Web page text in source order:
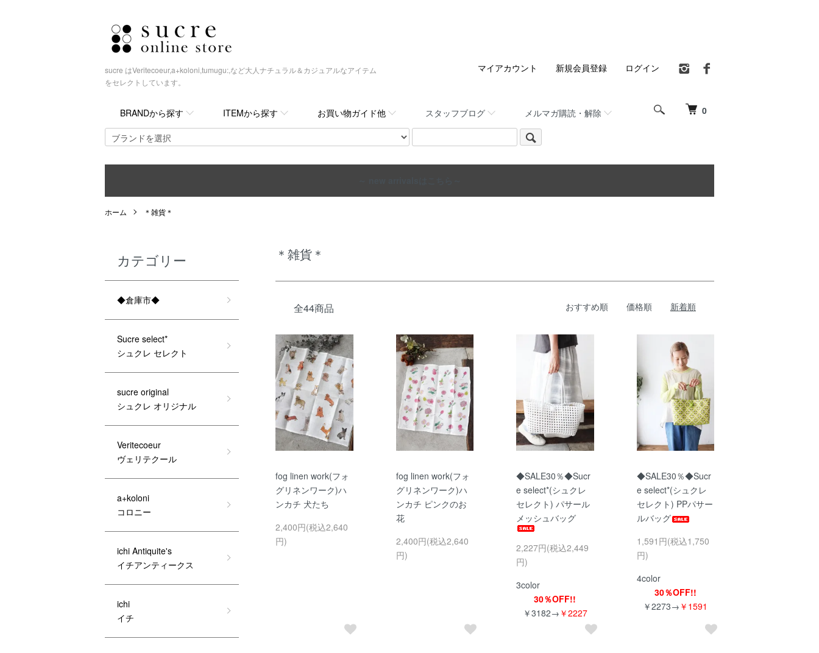
sucre はVeritecoeur,a+koloni,tumugu:,など大人ナチュラル＆カジュアルなアイテム
をセレクトしています。
0
BRANDから探す ITEMから探す お買い物ガイド他 スタッフブログ メルマガ購読・解除
マイアカウント 新規会員登録 ログイン
ホーム ＊雑貨＊
＊雑貨＊
全44商品 おすすめ順 価格順 新着順
fog linen work(フォ
グリネンワーク)ハ
ンカチ 犬たち
2,400円(税込2,640
円)
fog linen work(フォ
グリネンワーク)ハ
ンカチ ピンクのお
花
2,400円(税込2,640
円)
◆SALE30％◆Sucr
e select*(シュクレ
セレクト) パサール
メッシュバッグ
2,227円(税込2,449
円)
3color
30％OFF!!
￥3182→ ￥2227
◆SALE30％◆Sucr
e select*(シュクレ
セレクト) PPパサー
ルバッグ
1,591円(税込1,750
円)
4color
30％OFF!!
￥2273→ ￥1591
カテゴリー
◆倉庫市◆
Sucre select*
シュクレ セレクト
sucre original
シュクレ オリジナル
Veritecoeur
ヴェリテクール
a+koloni
コロニー
ichi Antiquite's
イチアンティークス
ichi
イチ